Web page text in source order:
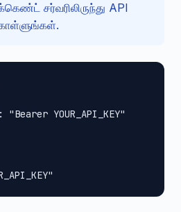
சர்வரிலிருந்து API
"Bearer YOUR_API_KEY"